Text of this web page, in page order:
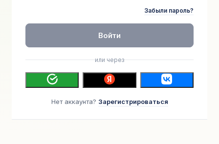
Забыли пароль?
Войти
или через
Нет аккаунта? Зарегистрироваться